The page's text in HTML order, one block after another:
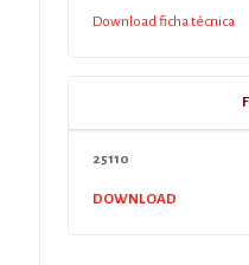
Download ficha técnica
25110
DOWNLOAD